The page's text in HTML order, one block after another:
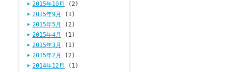
2015年10月
(2)
2015年9月
(1)
2015年5月
(2)
2015年4月
(1)
2015年3月
(1)
2015年2月
(2)
2014年12月
(1)